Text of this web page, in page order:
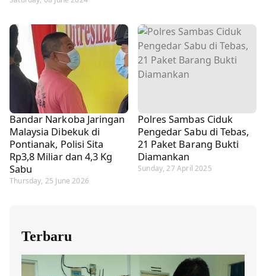
Bandar Narkoba Jaringan
Malaysia Dibekuk di
Pontianak, Polisi Sita
Rp3,8 Miliar dan 4,3 Kg
Sabu
Thursday, 25 June 2026
Polres Sambas Ciduk
Pengedar Sabu di Tebas,
21 Paket Barang Bukti
Diamankan
Sunday, 27 April 2025
Terbaru